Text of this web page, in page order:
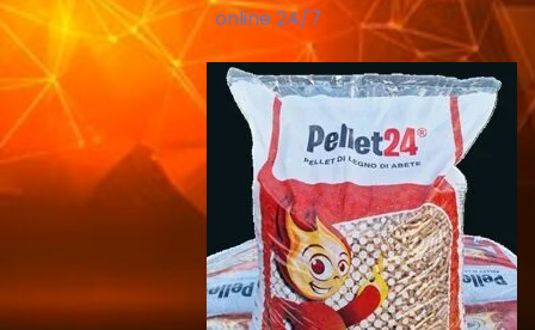
online 24/7